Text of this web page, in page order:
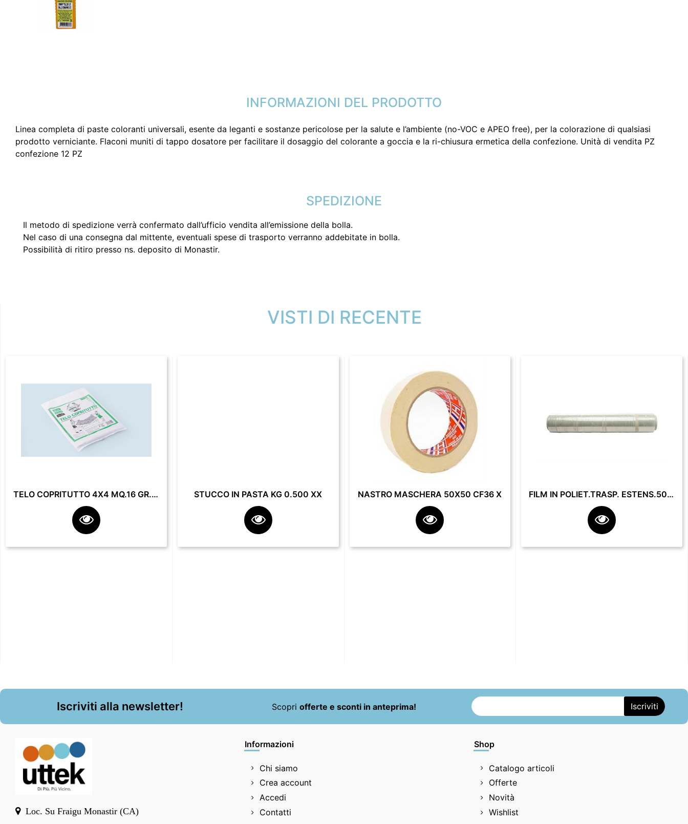
INFORMAZIONI DEL PRODOTTO
Linea completa di paste coloranti universali, esente da leganti e sostanze pericolose per la salute e l’ambiente (no-VOC e APEO free), per la colorazione di qualsiasi
prodotto verniciante. Flaconi muniti di tappo dosatore per facilitare il dosaggio del colorante a goccia e la ri-chiusura ermetica della confezione. Unità di vendita PZ
confezione 12 PZ
SPEDIZIONE
Il metodo di spedizione verrà confermato dall’ufficio vendita all’emissione della bolla.
Nel caso di una consegna dal mittente, eventuali spese di trasporto verranno addebitate in bolla.
Possibilità di ritiro presso ns. deposito di Monastir.
VISTI DI RECENTE
TELO COPRITUTTO 4X4 MQ.16 GR. 200** STUCCO IN PASTA KG 0.500 XX NASTRO MASCHERA 50X50 CF36 X FILM IN POLIET.TRASP. ESTENS.50 CM 23 MY 2.2 KG **
Iscriviti alla newsletter! Scopri offerte e sconti in anteprima!
Loc. Su Fraigu Monastir (CA)
Informazioni
Chi siamo
Crea account
Accedi
Contatti
Shop
Catalogo articoli
Offerte
Novità
Wishlist